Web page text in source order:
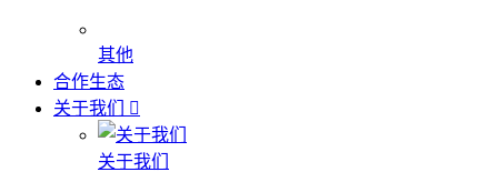
其他
合作生态
关于我们
关于我们